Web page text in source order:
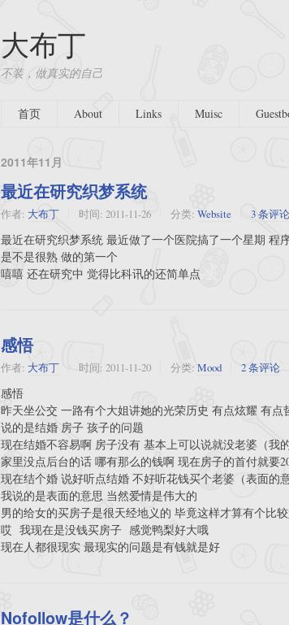
大布丁
不装，做真实的自己
首页
About Links Muisc
2011年11月
最近在研究织梦系统
作者: 大布丁 时间: 2011-11-26 分类: Website 3 条评论
最近在研究织梦系统 最近做了一个医院搞了一个星期 程
是不是很熟 做的第一个
嘻嘻 还在研究中 觉得比科讯的还简单点
感悟
作者: 大布丁 时间: 2011-11-20 分类: Mood 2 条评论
感悟
昨天坐公交 一路有个大姐讲她的光荣历史 有点炫耀 有点
说的是结婚 房子 孩子的问题
现在结婚不容易啊 房子没有 基本上可以说就没老婆（我
家里没点后台的话 哪有那么的钱啊 现在房子的首付就要
现在结个婚 说好听点结婚 不好听花钱买个老婆（表面的意
我说的是表面的意思 当然爱情是伟大的
男的给女的买房子是很天经地义的 毕竟这样才算有个比
哎 我现在是没钱买房子 感觉鸭梨好大哦
现在人都很现实 最现实的问题是有钱就是好
Nofollow是什么？